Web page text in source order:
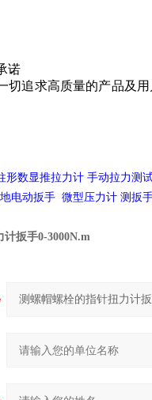
诺
切追求高质量的产品及
形数显推拉力计 手动拉力测
电动扳手 微型压力计 测扳
扳手0-3000N.m